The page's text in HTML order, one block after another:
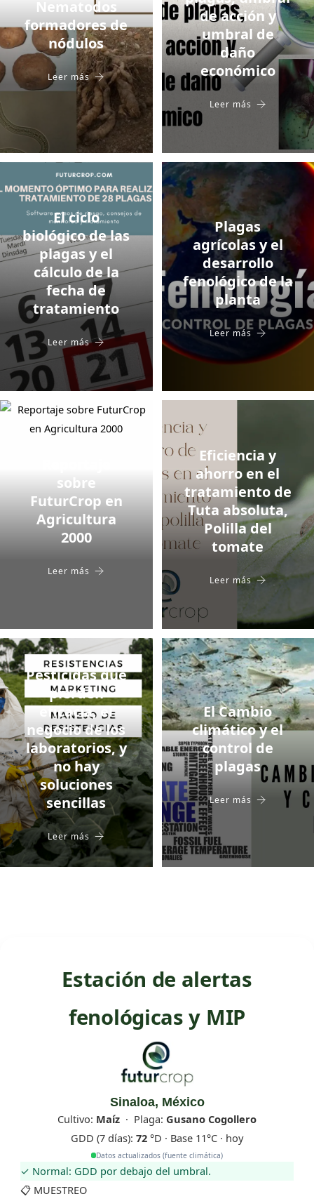
Nematodos
formadores de
nódulos
Leer más
de acción y
umbral de
daño
económico
Leer más
El ciclo
biológico de las
plagas y el
cálculo de la
fecha de
tratamiento
Leer más
Plagas
agrícolas y el
desarrollo
fenológico de la
planta
Leer más
sobre
FuturCrop en
Agricultura
2000
Leer más
Eficiencia y
ahorro en el
tratamiento de
Tuta absoluta,
Polilla del
tomate
Leer más
Pesticidas que
pierden
eficacia, el
negocio de los
laboratorios, y
no hay
soluciones
sencillas
Leer más
El Cambio
climático y el
control de
plagas
Leer más
Estación de alertas
fenológicas y MIP
Sinaloa, México
Cultivo: Maíz · Plaga: Gusano Cogollero
GDD (7 días): 72 °D · Base 11°C · hoy
Datos actualizados (fuente climática)
✓ Normal: GDD por debajo del umbral.
📋 MUESTREO